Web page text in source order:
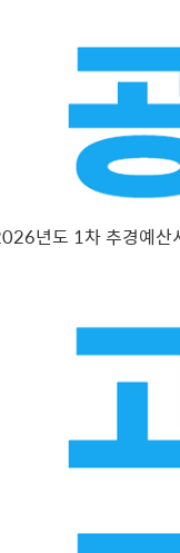
년도 1차 추경예산